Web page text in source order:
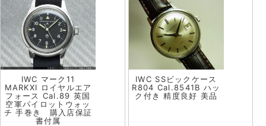
IWC マーク11
MARKXI ロイヤルエア
フォース Cal.89 英国
空軍パイロットウォッ
チ 手巻き 購入店保証
書付属
IWC SSビックケース
R804 Cal.8541B ハッ
ク付き 精度良好 美品